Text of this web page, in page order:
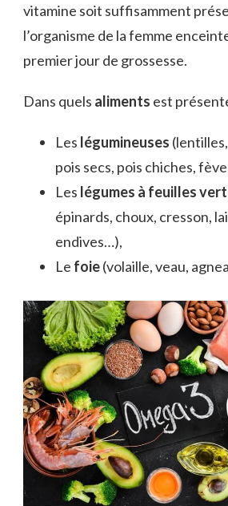
vitamine soit suffisamment
l’organisme de la femme
premier jour de grossesse.
Dans quels aliments est
Les légumineuses
pois secs, pois chiches,
Les légumes à feuilles
épinards, choux, cresson,
endives…),
Le foie(volaille, veau,